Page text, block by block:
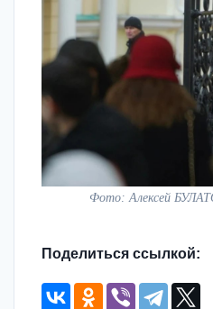
Фото: Алексей
Поделиться ссылкой: